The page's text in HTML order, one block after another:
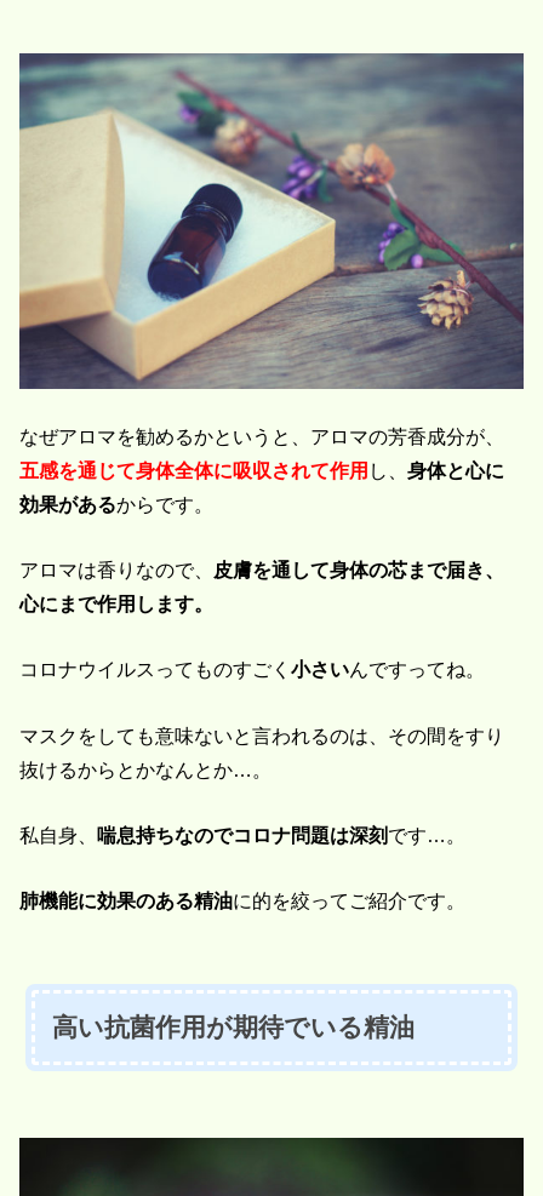
なぜアロマを勧めるかというと、アロマの芳香成分が、
五感を通じて身体全体に吸収されて作用 し、身体と心に
効果があるからです。
アロマは香りなので、 皮膚を通して身体の芯まで届き、
心にまで作用します。
コロナウイルスってものすごく小さいんですってね。
マスクをしても意味ないと言われるのは、その間をすり
抜けるからとかなんとか…。
私自身、喘息持ちなのでコロナ問題は深刻 です…。
肺機能に効果のある精油に的を絞ってご紹介です。
高い抗菌作用が期待でいる精油